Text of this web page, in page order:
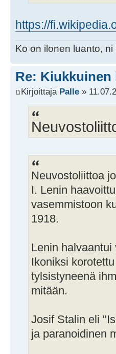
https://
Ko on ilonen luanto,
Re: Kiukkuinen
Kirjoittaja Palle »
Neuvostoliittoa
I. Lenin
vasemmistoon
1918.
Lenin
Ikoniksi
tylsistyneenä
mitään.
Josif Stalin eli
ja paranoidinen